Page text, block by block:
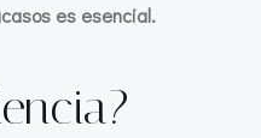
es esencial.